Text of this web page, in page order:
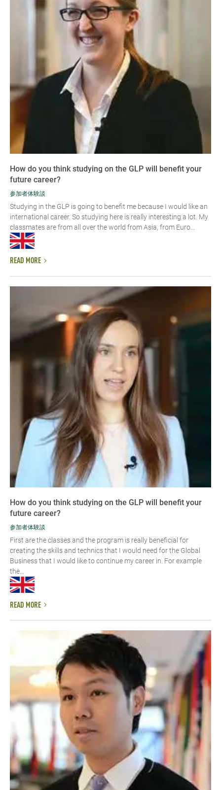
How do you think studying on the GLP will benefit your
future career?
参加者体験談
Studying in the GLP is going to benefit me because I would like an
international career. So studying here is really interesting a lot. My
classmates are from all over the world from Asia, from Euro...
READ MORE
How do you think studying on the GLP will benefit your
future career?
参加者体験談
First are the classes and the program is really beneficial for
creating the skills and technics that I would need for the Global
Business that I would like to continue my career in. For example
the...
READ MORE